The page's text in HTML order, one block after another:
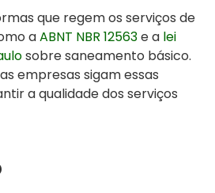
que regem os serviços de
aABNT NBR 12563e a lei
sobre saneamento básico.
empresas sigam essas
a qualidade dos serviços